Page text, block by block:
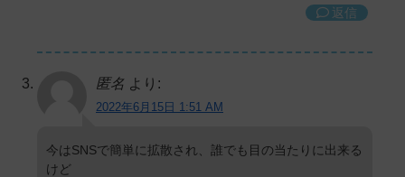
返信
匿名 より:
2022年6月15日 1:51 AM
今はSNSで簡単に拡散され、誰でも目の当たりに出来る
けど